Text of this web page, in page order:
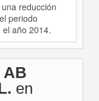
reducción
periodo
año 2014.
AB
en